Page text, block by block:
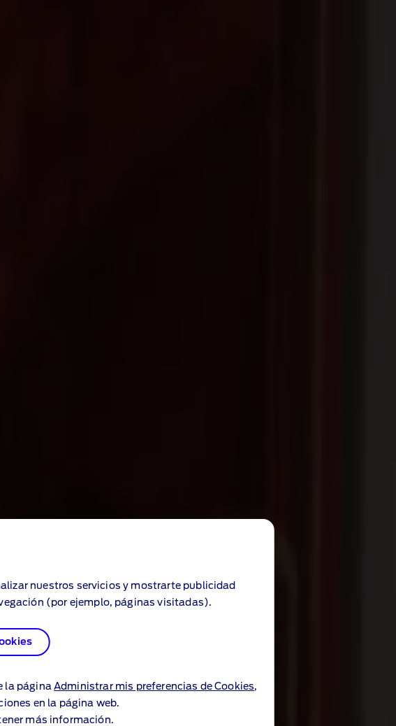
nuestros servicios y mostrarte publicidad
(por ejemplo, páginas visitadas).
la página Administrar mis preferencias de Cookies,
en la página web.
más información.